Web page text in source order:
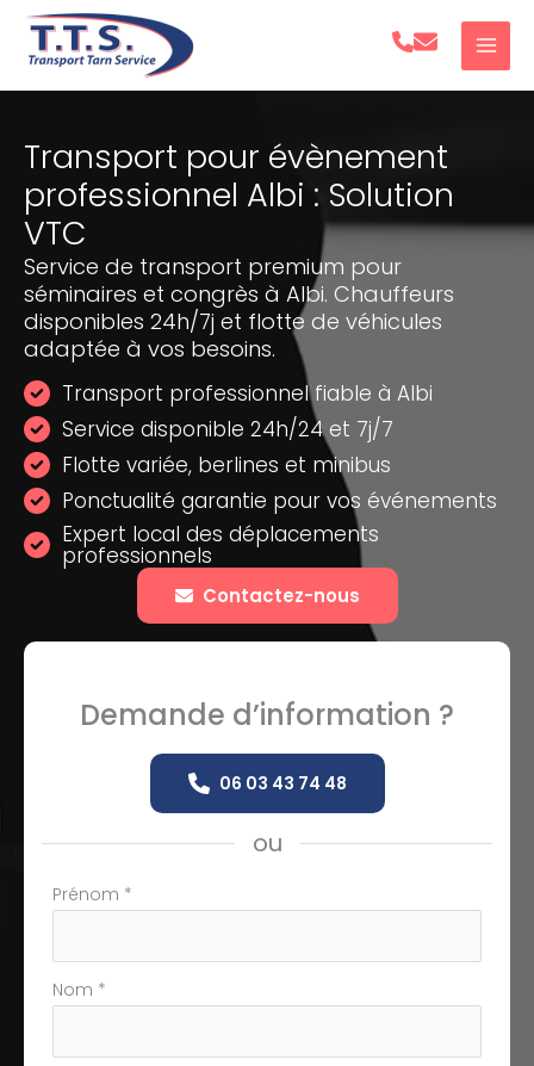
Aller
Transport pour évènement
professionnel Albi : Solution
VTC
Service de transport premium pour
séminaires et congrès à Albi. Chauffeurs
disponibles 24h/7j et flotte de véhicules
adaptée à vos besoins.
Transport professionnel fiable à Albi
Service disponible 24h/24 et 7j/7
Flotte variée, berlines et minibus
Ponctualité garantie pour vos événements
Expert local des déplacements
professionnels
Contactez-nous
Demande d’information ?
06 03 43 74 48
ou
Formulaire
téléphone
Prénom *
Nom *